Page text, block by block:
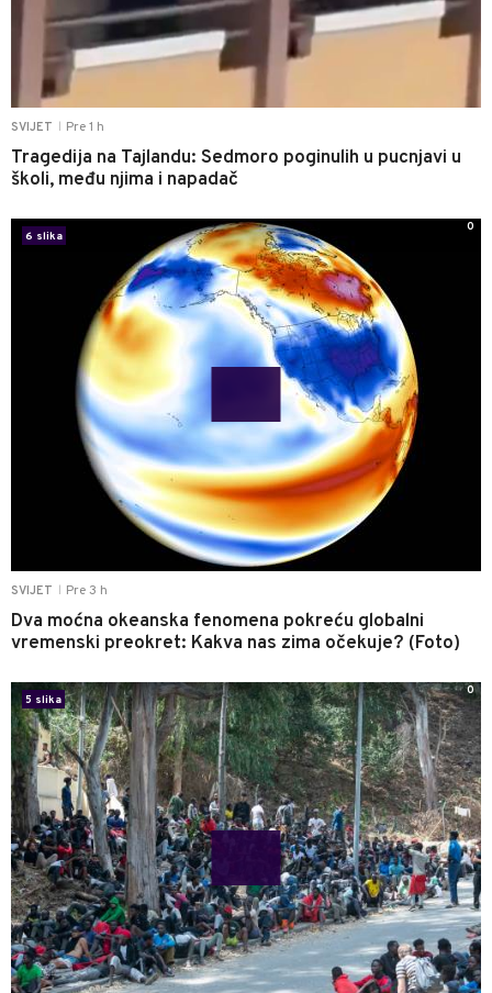
SVIJET Pre 1 h
Tragedija na Tajlandu: Sedmoro poginulih u pucnjavi u
školi, među njima i napadač
SVIJET Pre 3 h
Dva moćna okeanska fenomena pokreću globalni
vremenski preokret: Kakva nas zima očekuje? (Foto)
6 slika
0
5 slika
0